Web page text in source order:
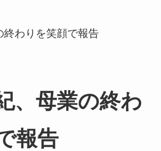
わりを笑顔で報告
、母業の終わ
報告